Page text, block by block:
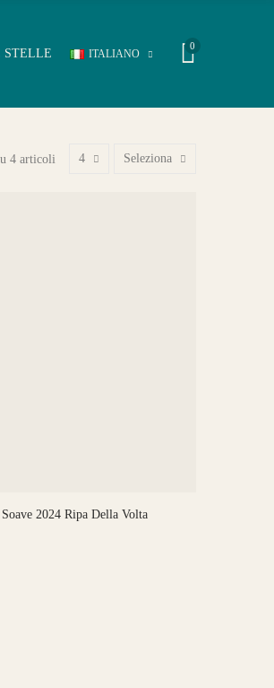
STELLE ITALIANO
0
4 articoli 4 Seleziona
Soave 2024 Ripa Della Volta